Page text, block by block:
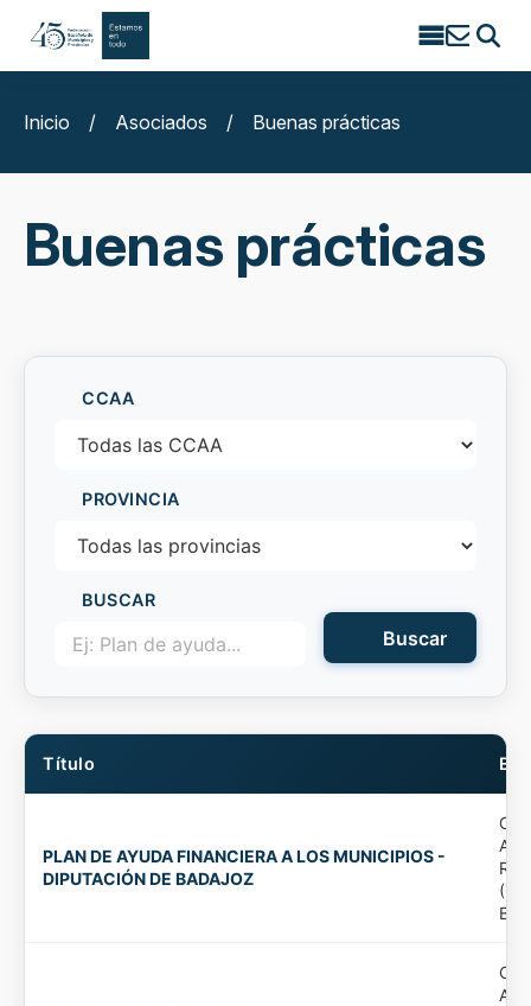
Search
Inicio
/ Asociados / Buenas prácticas
Buenas prácticas
CCAA
PROVINCIA
BUSCAR
Buscar
Título
PLAN DE AYUDA FINANCIERA A LOS MUNICIPIOS -
DIPUTACIÓN DE BADAJOZ